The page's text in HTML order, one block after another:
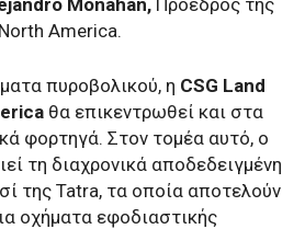
America.
πυροβολικού, η CSG Land
θα επικεντρωθεί και στα
φορτηγά. Στον τομέα αυτό, ο
τη διαχρονικά αποδεδειγμένη
της Tatra, τα οποία αποτελούν
οχήματα εφοδιαστικής